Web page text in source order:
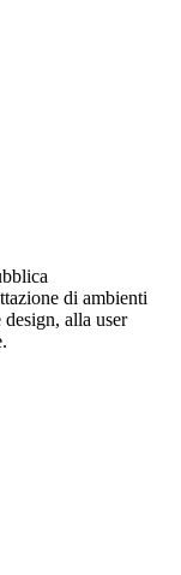
di ambienti
alla user